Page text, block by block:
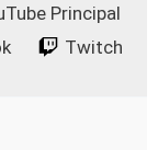
Principal
Twitch